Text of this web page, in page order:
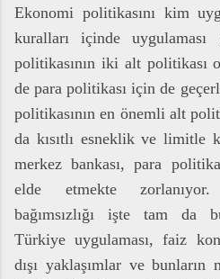
Ekonomi politikasını kim
kuralları içinde
politikasının iki alt politikası
de para politikası için de
politikasının en önemli alt
da kısıtlı esneklik ve limitle
merkez bankası, para
elde etmekte zorlanıyor.
bağımsızlığı işte tam da
Türkiye uygulaması, faiz
dışı yaklaşımlar ve bunların